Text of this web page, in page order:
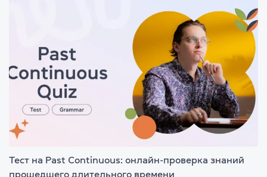
Тест на Past Continuous: онлайн-проверка знаний
прошедшего длительного времени